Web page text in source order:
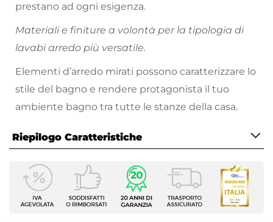
prestano ad ogni esigenza.
Materiali e finiture a volontà per la tipologia di
lavabi arredo più versatile.
Elementi d’arredo mirati possono caratterizzare lo
stile del bagno e rendere protagonista il tuo
ambiente bagno tra tutte le stanze della casa.
Riepilogo Caratteristiche
Caratteristiche
Larghezza
55,5 cm